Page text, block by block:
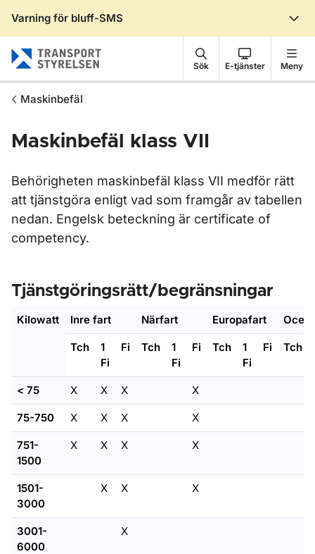
Varning för bluff-SMS
Sök E-tjänster Meny
Maskinbefäl
Maskinbefäl klass VII
Behörigheten maskinbefäl klass VII medför rätt
att tjänstgöra enligt vad som framgår av tabellen
nedan. Engelsk beteckning är certificate of
competency.
Tjänstgöringsrätt/begränsningar
Kilowatt Inre fart Närfart Europafart
Tch
1
Fi
Fi Tch
1
Fi
Fi Tch
1
Fi
Fi Tch
< 75 X X X X
75-750 X X X X
751-
1500
X X X X
1501-
3000
X X X
3001-
6000
X